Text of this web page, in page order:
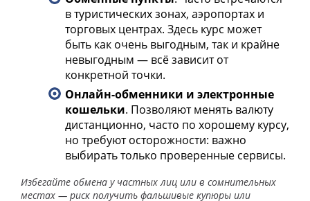
в туристических зонах, аэропортах и
торговых центрах. Здесь курс может
быть как очень выгодным, так и крайне
невыгодным — всё зависит от
конкретной точки.
Онлайн-обменники и электронные
кошельки. Позволяют менять валюту
дистанционно, часто по хорошему курсу,
но требуют осторожности: важно
выбирать только проверенные сервисы.
Избегайте обмена у частных лиц или в сомнительных
местах — риск получить фальшивые купюры или